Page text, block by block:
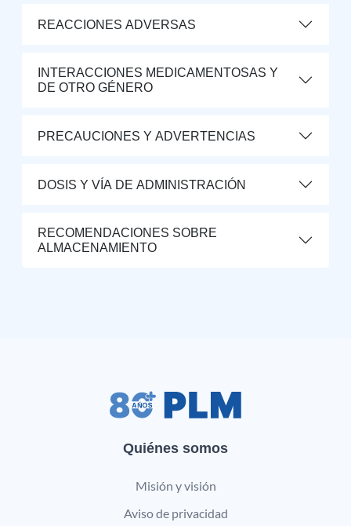
REACCIONES ADVERSAS
INTERACCIONES MEDICAMENTOSAS Y
DE OTRO GÉNERO
PRECAUCIONES Y ADVERTENCIAS
DOSIS Y VÍA DE ADMINISTRACIÓN
RECOMENDACIONES SOBRE
ALMACENAMIENTO
Quiénes somos
Misión y visión
Aviso de privacidad